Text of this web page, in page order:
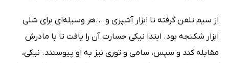
از سیم تلفن گرفته تا ابزار آشپزی و ...هر وسیله‌ای برای شلی
ابزار شکنجه بود. ابتدا نیکی جسارت آن را یافت تا با مادرش
مقابله کند و سپس، سامی و توری نیز به او پیوستند. نیکی،